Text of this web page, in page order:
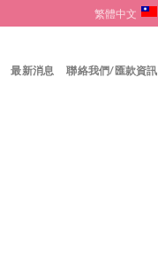
繁體中文
最新消息 聯絡我們/匯款資訊